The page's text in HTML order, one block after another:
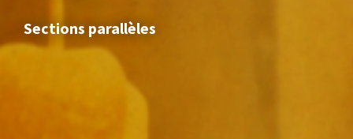
Sections parallèles